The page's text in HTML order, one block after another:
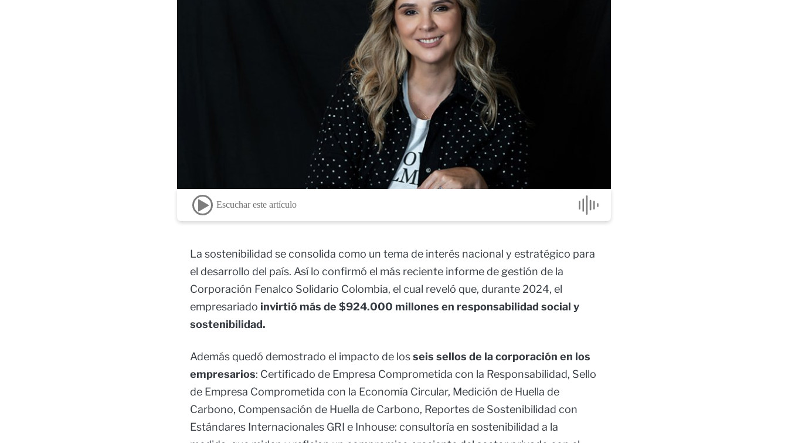
Escuchar este artículo
La sostenibilidad se consolida como un tema de interés nacional y estratégico para
el desarrollo del país. Así lo confirmó el más reciente informe de gestión de la
Corporación Fenalco Solidario Colombia, el cual reveló que, durante 2024, el
empresariado invirtió más de $924.000 millones en responsabilidad social y
sostenibilidad.
Además quedó demostrado el impacto de losseis sellos de la corporación en los
empresarios: Certificado de Empresa Comprometida con la Responsabilidad, Sello
de Empresa Comprometida con la Economía Circular, Medición de Huella de
Carbono, Compensación de Huella de Carbono, Reportes de Sostenibilidad con
Estándares Internacionales GRI e Inhouse: consultoría en sostenibilidad a la